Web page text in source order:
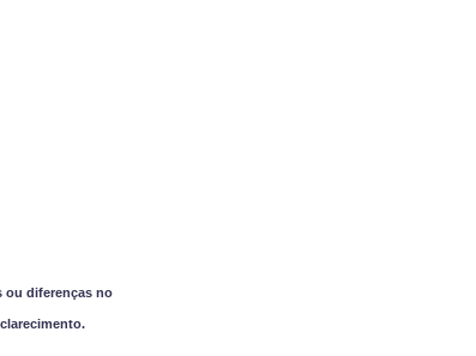
ou diferenças no